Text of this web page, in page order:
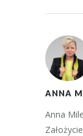
ANNA
Anna